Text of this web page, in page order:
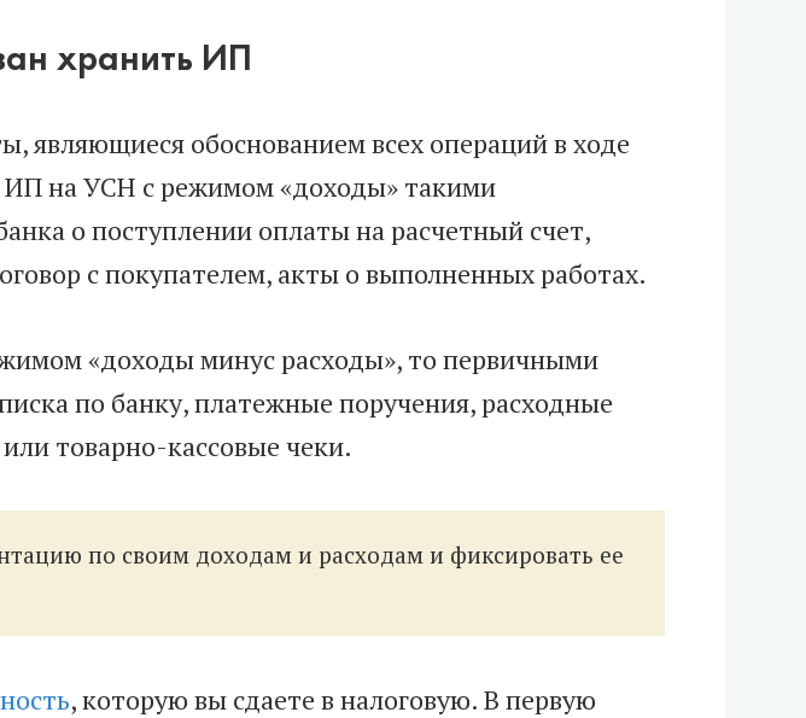
хранить ИП
являющиеся обоснованием всех операций в ходе
ИП на УСН с режимом «доходы» такими
о поступлении оплаты на расчетный счет,
с покупателем, акты о выполненных работах.
«доходы минус расходы», то первичными
по банку, платежные поручения, расходные
товарно-кассовые чеки.
по своим доходам и расходам и фиксировать ее
, которую вы сдаете в налоговую. В первую